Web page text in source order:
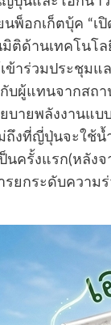
นพ็อกเก็ตบุ้ค “
มิติด้านเทคโน
ข้าร่วมประชุม
กับผู้แทนจากสถ
บายพลังงานแ
ถึงที่ญี่ปุ่นจะใช้น้
นครั้งแรก(หลัง
รยกระดับควา